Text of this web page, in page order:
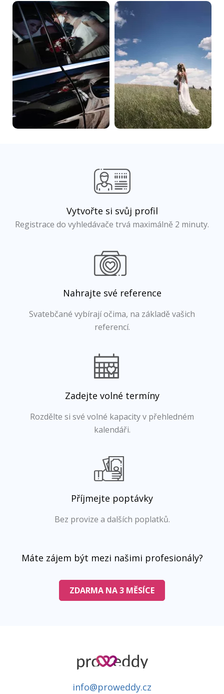
Vytvořte si svůj profil
Registrace do vyhledávače trvá maximálně 2 minuty.
Nahrajte své reference
Svatebčané vybírají očima, na základě vašich
referencí.
Zadejte volné termíny
Rozdělte si své volné kapacity v přehledném
kalendáři.
Příjmejte poptávky
Bez provize a dalších poplatků.
Máte zájem být mezi našimi profesionály?
ZDARMA NA 3 MĚSÍCE
info@proweddy.cz